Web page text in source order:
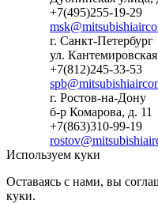
+7(495)255-19-29
г. Санкт-Петербург
ул.
+7(812)245-33-53
г. Ростов-на-Дону
б-р Комарова, д. 11
+7(863)310-99-19
Используем куки
Оставаясь с нами, вы
куки.